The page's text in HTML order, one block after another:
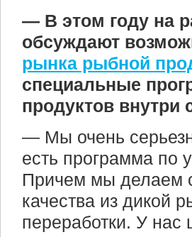
— В этом году на
обсуждают
рынка рыбной
специальные
продуктов внутри
— Мы очень
есть программа по
Причем мы делаем
качества из дикой
переработки. У